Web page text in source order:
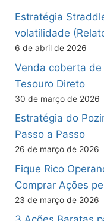
Estratégia
volatilidade
6 de abril de 2026
Venda coberta de
Tesouro Direto
30 de março de 2026
Estratégia do
Passo a Passo
26 de março de 2026
Fique Rico
Comprar Ações
23 de março de 2026